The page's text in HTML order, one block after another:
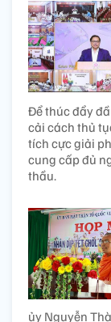
Để thúc đẩy
cải cách thủ
tích cực giải
cung cấp đủ
thầu.
ủy Nguyễn